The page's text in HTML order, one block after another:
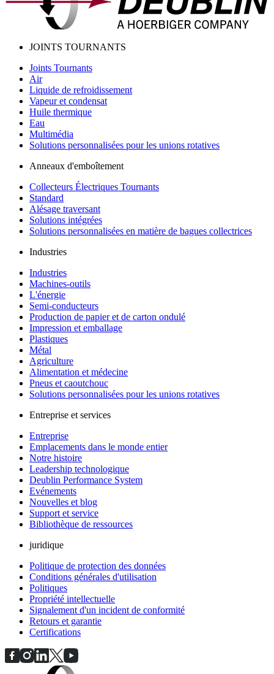
JOINTS TOURNANTS
Joints Tournants
Air
Liquide de refroidissement
Vapeur et condensat
Huile thermique
Eau
Multimédia
Solutions personnalisées pour les unions rotatives
Anneaux d'emboîtement
Collecteurs Électriques Tournants
Standard
Alésage traversant
Solutions intégrées
Solutions personnalisées en matière de bagues collectrices
Industries
Industries
Machines-outils
L'énergie
Semi-conducteurs
Production de papier et de carton ondulé
Impression et emballage
Plastiques
Métal
Agriculture
Alimentation et médecine
Pneus et caoutchouc
Solutions personnalisées pour les unions rotatives
Entreprise et services
Entreprise
Emplacements dans le monde entier
Notre histoire
Leadership technologique
Deublin Performance System
Evénements
Nouvelles et blog
Support et service
Bibliothèque de ressources
juridique
Politique de protection des données
Conditions générales d'utilisation
Politiques
Propriété intellectuelle
Signalement d'un incident de conformité
Retours et garantie
Certifications